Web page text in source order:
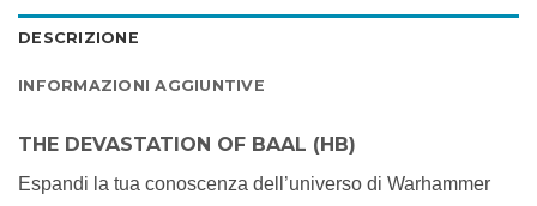
DESCRIZIONE
INFORMAZIONI AGGIUNTIVE
THE DEVASTATION OF BAAL (HB)
Espandi la tua conoscenza dell’universo di Warhammer